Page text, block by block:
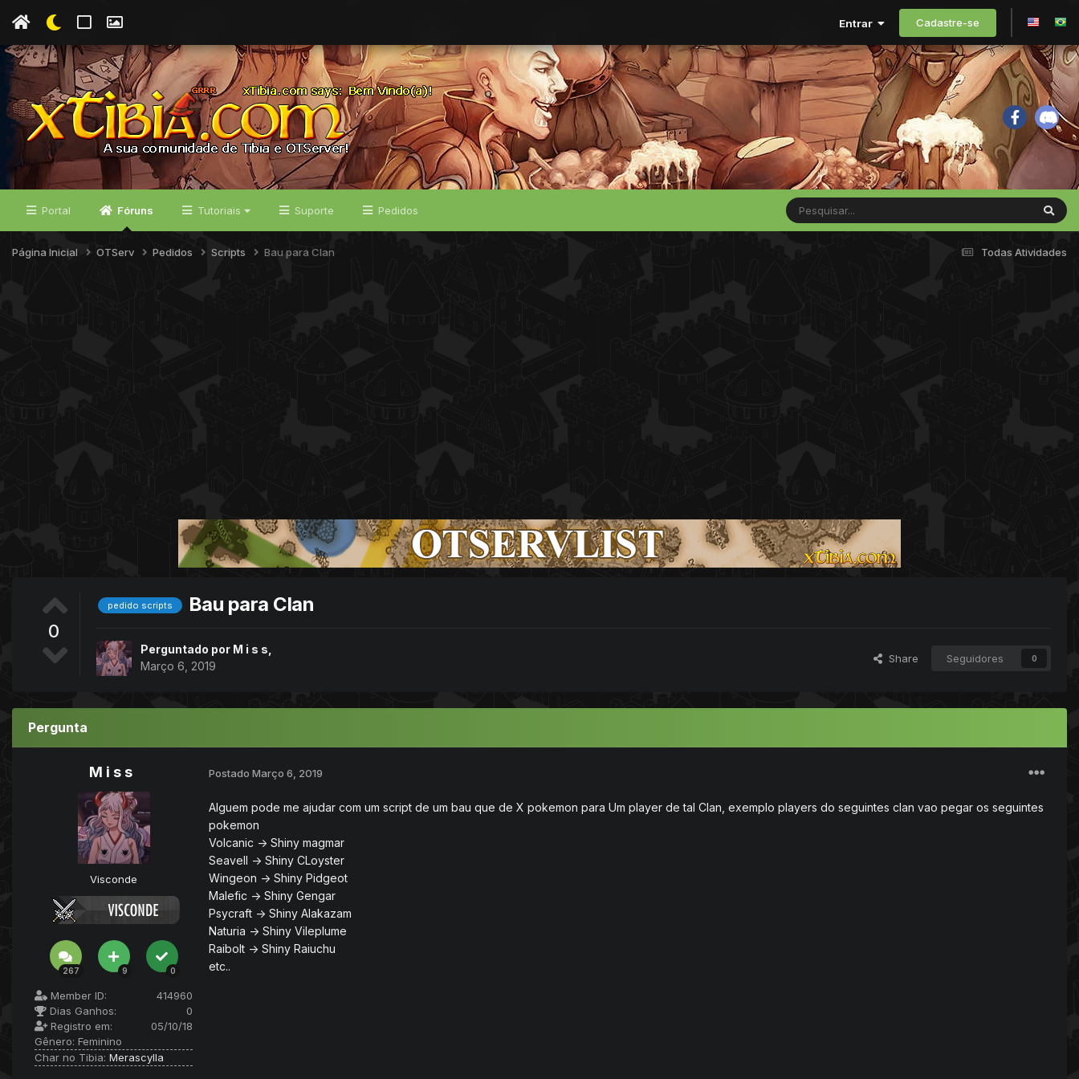
Entrar Cadastre-se
Portal Fóruns Tutoriais Suporte Pedidos
Todas Atividades
Página Inicial OTServ Pedidos Scripts Bau para Clan
0
pedido scripts Bau para Clan
Perguntado por M i s s
Março 6, 2019
Share Seguidores 0
Pergunta
M i s s
Visconde
267 9 0
Member ID:
414960
Dias Ganhos:
0
Registro em:
05/10/18
Gênero: Feminino
Char no Tibia: Merascylla
Postado Março 6, 2019
Alguem pode me ajudar com um script de um bau que de X pokemon para Um player de tal Clan, exemplo players do seguintes clan vao pegar os seguintes
pokemon
Volcanic -> Shiny magmar
Seavell -> Shiny CLoyster
Wingeon -> Shiny Pidgeot
Malefic -> Shiny Gengar
Psycraft -> Shiny Alakazam
Naturia -> Shiny Vileplume
Raibolt -> Shiny Raiuchu
etc..